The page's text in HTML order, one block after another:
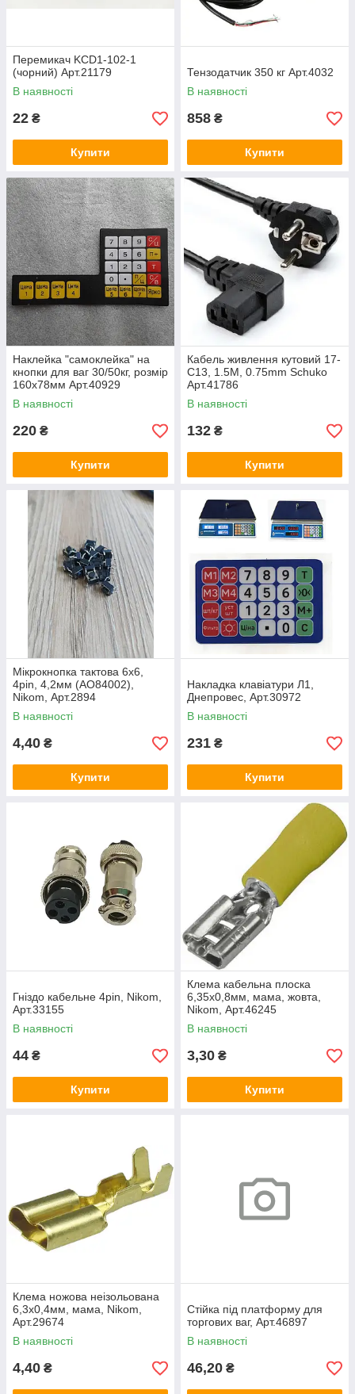
Перемикач KCD1-102-1
(чорний) Арт.21179
В наявності
22 ₴
Купити
Тензодатчик 350 кг Арт.4032
В наявності
858 ₴
Купити
Наклейка "самоклейка" на
кнопки для ваг 30/50кг, розмір
160х78мм Арт.40929
В наявності
220 ₴
Купити
Кабель живлення кутовий 17-
C13, 1.5M, 0.75mm Schuko
Арт.41786
В наявності
132 ₴
Купити
Мікрокнопка тактова 6x6,
4pin, 4,2мм (AO84002),
Nikom, Арт.2894
В наявності
4,40 ₴
Купити
Накладка клавіатури Л1,
Днепровес, Арт.30972
В наявності
231 ₴
Купити
Гніздо кабельне 4pin, Nikom,
Арт.33155
В наявності
44 ₴
Купити
Клема кабельна плоска
6,35х0,8мм, мама, жовта,
Nikom, Арт.46245
В наявності
3,30 ₴
Купити
Клема ножова неізольована
6,3х0,4мм, мама, Nikom,
Арт.29674
В наявності
4,40 ₴
Стійка під платформу для
торгових ваг, Арт.46897
В наявності
46,20 ₴